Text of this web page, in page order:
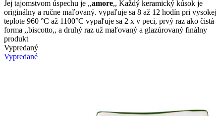
Jej tajomstvom úspechu je ,,amore,, Každý keramický kúsok je
originálny a ručne maľovaný. vypaľuje sa 8 až 12 hodín pri vysokej
teplote 960 °C až 1100°C vypaľuje sa 2 x v peci, prvý raz ako čistá
forma ,,biscotto,, a druhý raz už maľovaný a glazúrovaný finálny
produkt
Vypredaný
Vypredané